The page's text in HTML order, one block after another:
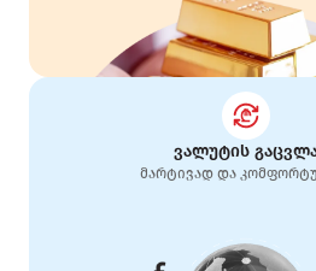
ისარგებლე ოქროს
განსაკუთრებული
მიიღე მაქსიმალური
გადმოდი ჩვენთან -
პირობებივალუტის
მარტივად და